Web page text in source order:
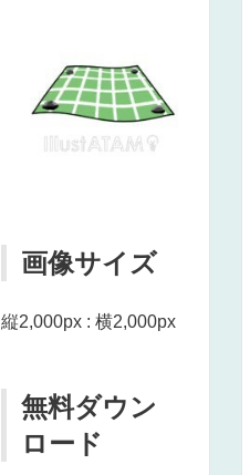
画像サイズ
縦2,000px : 横2,000px
無料ダウン
ロード